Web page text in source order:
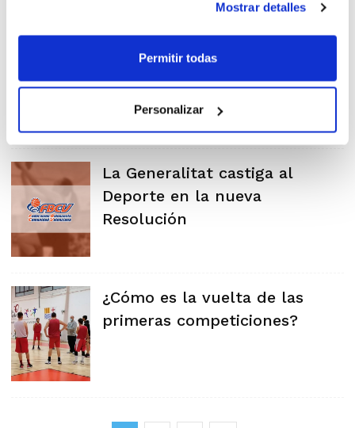
Mostrar detalles
Permitir todas
Personalizar
Corrección de errores de la
La Generalitat castiga al
Deporte en la nueva
Resolución
¿Cómo es la vuelta de las
primeras competiciones?